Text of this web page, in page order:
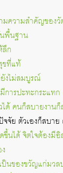
ความสำคัญของวั
พื้นฐาน
ก
ขที่แท้
งไม่สมบูรณ์
การปะทะกระแทก
ด้ คนก็สบายงานก็
ย ตัวเองก็สบา
นได้ จิตใจต้องมี
นของขวัญแก่มวล